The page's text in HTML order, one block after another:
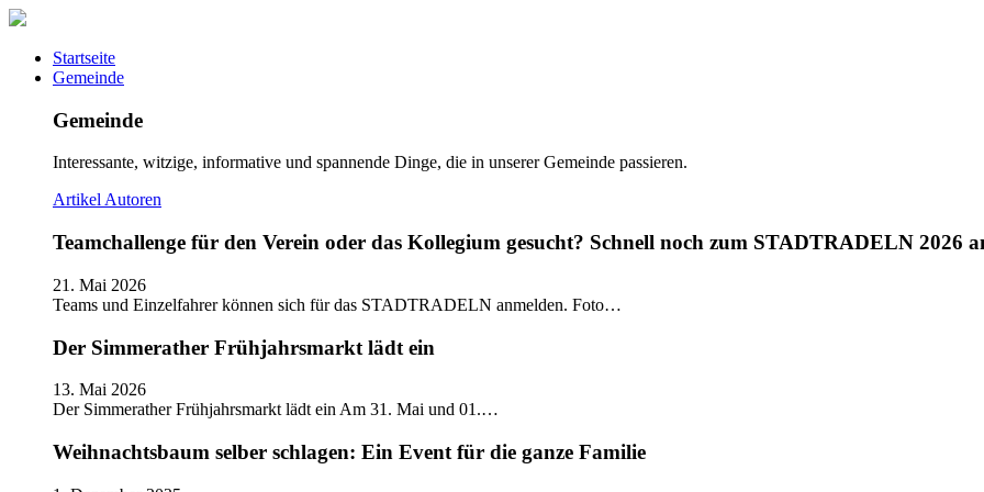
Startseite
Gemeinde
Gemeinde
Interessante, witzige, informative und spannende Dinge, die in unserer Gemeinde passieren.
ArtikelAutoren
Teamchallenge für den Verein oder das Kollegium gesucht? Schnell noch zum STADTRADELN 2026
21. Mai 2026
Teams und Einzelfahrer können sich für das STADTRADELN anmelden. Foto…
Der Simmerather Frühjahrsmarkt lädt ein
13. Mai 2026
Der Simmerather Frühjahrsmarkt lädt ein Am 31. Mai und 01.…
Weihnachtsbaum selber schlagen: Ein Event für die ganze Familie